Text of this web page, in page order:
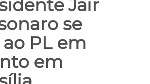
Jair
se
PL em